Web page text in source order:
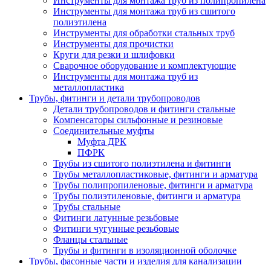
Инструменты для монтажа труб из сшитого
полиэтилена
Инструменты для обработки стальных труб
Инструменты для прочистки
Круги для резки и шлифовки
Сварочное оборудование и комплектующие
Инструменты для монтажа труб из
металлопластика
Трубы, фитинги и детали трубопроводов
Детали трубопроводов и фитинги стальные
Компенсаторы сильфонные и резиновые
Соединительные муфты
Муфта ДРК
ПФРК
Трубы из сшитого полиэтилена и фитинги
Трубы металлопластиковые, фитинги и арматура
Трубы полипропиленовые, фитинги и арматура
Трубы полиэтиленовые, фитинги и арматура
Трубы стальные
Фитинги латунные резьбовые
Фитинги чугунные резьбовые
Фланцы стальные
Трубы и фитинги в изоляционной оболочке
Трубы, фасонные части и изделия для канализации